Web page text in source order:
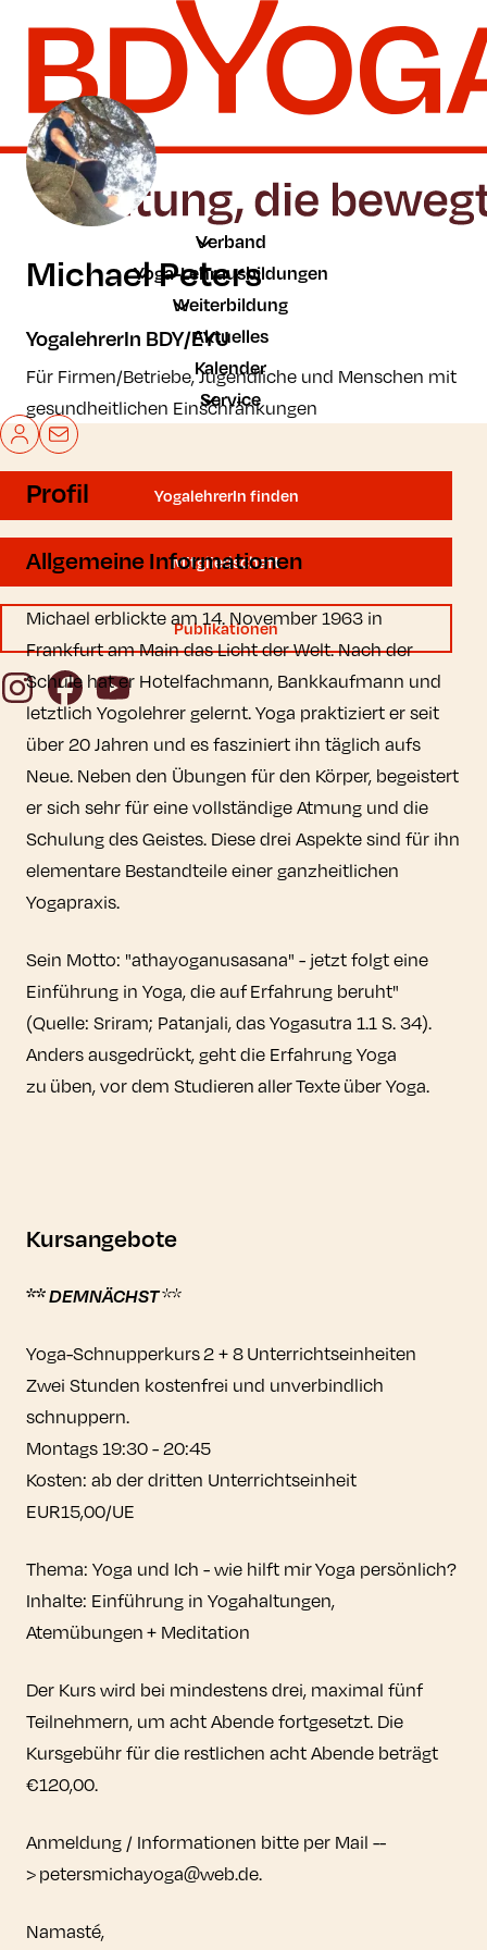
Zum Hauptinhalt der Seite springen
Zur Startseite navigieren
Verband
Yoga-Lehrausbildungen
Weiterbildung
Aktuelles
Kalender
Service
Mein BDYoga
Kontakt
YogalehrerIn finden
Mitgliedschaft
Publikationen
InstagramFacebookYouTube
Michael Peters
YogalehrerIn BDY/EYU
Für Firmen/Betriebe, Jugendliche und Menschen mit
gesundheitlichen Einschränkungen
Profil
Allgemeine Informationen
Michael erblickte am 14. November 1963 in
Frankfurt am Main das Licht der Welt. Nach der
Schule hat er Hotelfachmann, Bankkaufmann und
letztlich Yogolehrer gelernt. Yoga praktiziert er seit
über 20 Jahren und es fasziniert ihn täglich aufs
Neue. Neben den Übungen für den Körper, begeistert
er sich sehr für eine vollständige Atmung und die
Schulung des Geistes. Diese drei Aspekte sind für ihn
elementare Bestandteile einer ganzheitlichen
Yogapraxis.
Sein Motto: "athayoganusasana" - jetzt folgt eine
Einführung in Yoga, die auf Erfahrung beruht"
(Quelle: Sriram; Patanjali, das Yogasutra 1.1 S. 34).
Anders ausgedrückt, geht die Erfahrung Yoga
zu üben, vor dem Studieren aller Texte über Yoga.
Kursangebote
**DEMNÄCHST**
Yoga-Schnupperkurs 2 + 8 Unterrichtseinheiten
Zwei Stunden kostenfrei und unverbindlich
schnuppern.
Montags 19:30 - 20:45
Kosten: ab der dritten Unterrichtseinheit
EUR15,00/UE
Thema: Yoga und Ich - wie hilft mir Yoga persönlich?
Inhalte: Einführung in Yogahaltungen,
Atemübungen + Meditation
Der Kurs wird bei mindestens drei, maximal fünf
Teilnehmern, um acht Abende fortgesetzt. Die
Kursgebühr für die restlichen acht Abende beträgt
€120,00.
Anmeldung / Informationen bitte per Mail --
> petersmichayoga@web.de.
Namasté,